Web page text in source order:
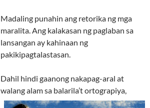
Madaling punahin ang retorika ng mga
maralita. Ang kalakasan ng paglaban sa
lansangan ay kahinaan ng
pakikipagtalastasan.
Dahil hindi gaanong nakapag-aral at
walang alam sa balarila’t ortograpiya,